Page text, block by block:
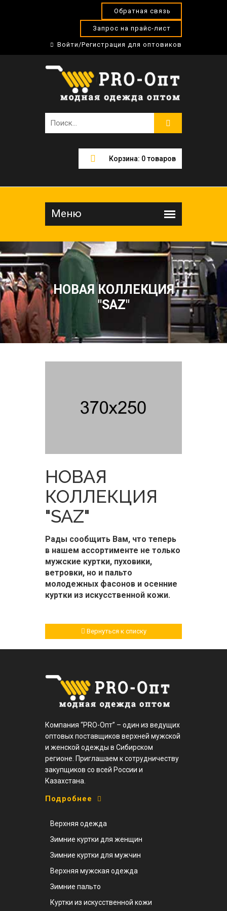
Обратная связь
Запрос на прайс-лист
Войти/Регистрация для оптовиков
Корзина: 0товаров
НОВАЯ КОЛЛЕКЦИЯ
"SAZ"
НОВАЯ
КОЛЛЕКЦИЯ
"SAZ"
Рады сообщить Вам, что теперь
в нашем ассортименте не только
мужские куртки, пуховики,
ветровки, но и пальто
молодежных фасонов и осенние
куртки из искусственной кожи.
Вернуться к списку
Компания “PRO-Опт” – один из ведущих
оптовых поставщиков верхней мужской
и женской одежды в Сибирском
регионе. Приглашаем к сотрудничеству
закупщиков со всей России и
Казахстана.
Подробнее
Верхняя одежда
Зимние куртки для женщин
Зимние куртки для мужчин
Верхняя мужская одежда
Зимние пальто
Куртки из искусственной кожи